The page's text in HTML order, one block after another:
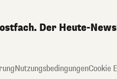
Der Heute-
NutzungsbedingungenCookie